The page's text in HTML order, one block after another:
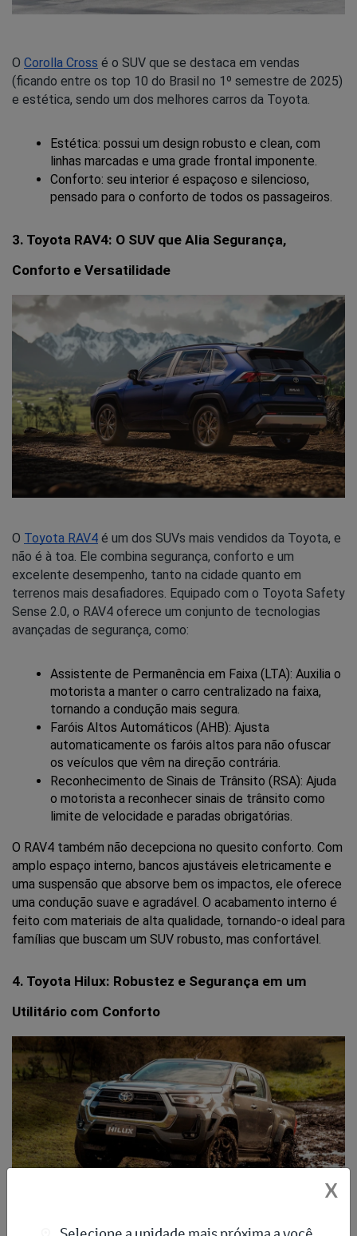
O Corolla Cross é o SUV que se destaca em vendas
(ficando entre os top 10 do Brasil no 1º semestre de 2025)
e estética, sendo um dos melhores carros da Toyota.
Estética: possui um design robusto e clean, com
linhas marcadas e uma grade frontal imponente.
Conforto: seu interior é espaçoso e silencioso,
pensado para o conforto de todos os passageiros.
3. Toyota RAV4: O SUV que Alia Segurança,
Conforto e Versatilidade
O Toyota RAV4 é um dos SUVs mais vendidos da Toyota, e
não é à toa. Ele combina segurança, conforto e um
excelente desempenho, tanto na cidade quanto em
terrenos mais desafiadores. Equipado com o Toyota Safety
Sense 2.0, o RAV4 oferece um conjunto de tecnologias
avançadas de segurança, como:
Assistente de Permanência em Faixa (LTA): Auxilia o
motorista a manter o carro centralizado na faixa,
tornando a condução mais segura.
Faróis Altos Automáticos (AHB): Ajusta
automaticamente os faróis altos para não ofuscar
os veículos que vêm na direção contrária.
Reconhecimento de Sinais de Trânsito (RSA): Ajuda
o motorista a reconhecer sinais de trânsito como
limite de velocidade e paradas obrigatórias.
O RAV4 também não decepciona no quesito conforto. Com
amplo espaço interno, bancos ajustáveis eletricamente e
uma suspensão que absorve bem os impactos, ele oferece
uma condução suave e agradável. O acabamento interno é
feito com materiais de alta qualidade, tornando-o ideal para
famílias que buscam um SUV robusto, mas confortável.
4. Toyota Hilux: Robustez e Segurança em um
Utilitário com Conforto
X